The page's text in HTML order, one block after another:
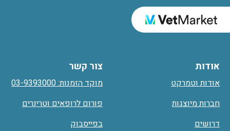
אודות
אודות וטמרקט
חברות מיוצגות
דרושים
צור קשר
מוקד הזמנות: 03-9393000
פורום לרופאים וטרינרים
בפייסבוק